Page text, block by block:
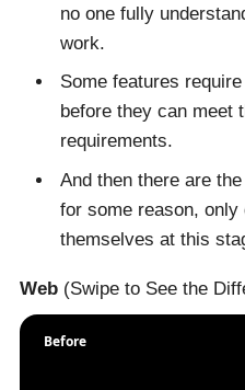
no one fully
work.
Some features
before they can meet
requirements.
And then there are
for some reason, only
themselves at this
Web (Swipe to See the
Before